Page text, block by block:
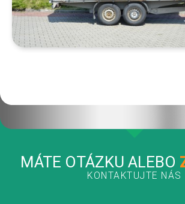
MÁTE OTÁZKU ALEBO
KONTAKTUJTE NÁS